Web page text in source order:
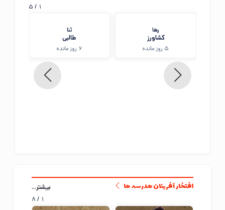
رها
کشاورز
5 روز مانده
ثنا
طالبی
6 روز مانده
1
/
5
افتخار آفرینان مدرسه ما بیشتر...
1
/
8